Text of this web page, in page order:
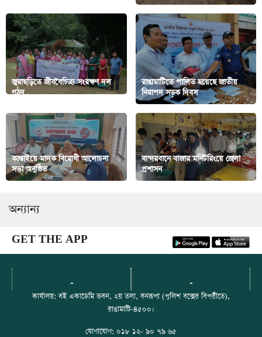
জুরাছড়িতে জীববৈচিত্র্য সংরক্ষণ দল
গঠন
রাঙামাটিতে পালিত হয়েছে জাতীয়
নিরাপদ সড়ক দিবস
কাপ্তাইয়ে মাদক বিরোধী আলোচনা
সভা অনুষ্ঠিত
বান্দরবানে বাজার মনিটরিংয়ে জেলা
প্রশাসন
অন্যান্য
GET THE APP
- -
কার্যালয়: বই একাডেমি ভবন, ২য় তলা, বনরূপা (পুলিশ বক্সের বিপরীতে),
রাঙামাটি-৪৫০০।
যোগাযোগ: ০১৮ ১২- ৯০ ৭৯ ৬৫